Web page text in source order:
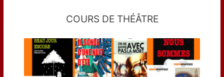
COURS DE THÉÂTRE